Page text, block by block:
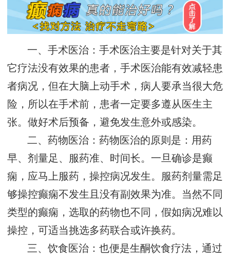
一、手术医治：手术医治主要是针对关于其
它疗法没有效果的患者，手术医治能有效减轻患
者病况，但在大脑上动手术，病人要承当很大危
险，所以在手术前，患者一定要多遵从医生主
张。做好术后预备，避免发生意外或感染。
二、药物医治：药物医治的原则是：用药
早、剂量足、服药准、时间长。一旦确诊是癫
痫，应马上服药，操控病况发生。服药剂量需足
够操控癫痫不发生且没有副效果为准。当然不同
类型的癫痫，选取的药物也不同，假如病况难以
操控，可适当挑选多药联合或许换药。
三、饮食医治：也便是生酮饮食疗法，通过